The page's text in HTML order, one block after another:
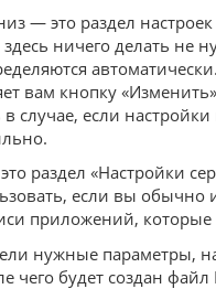
— это раздел
ничего делать не
вам кнопку
случае, если
раздел «Настройки
если вы обычно
приложений, которые
нужные параметры,
чего будет создан файл